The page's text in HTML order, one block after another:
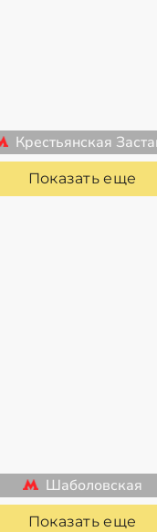
Крестьянская
Показать еще
Шаболовская
Показать еще